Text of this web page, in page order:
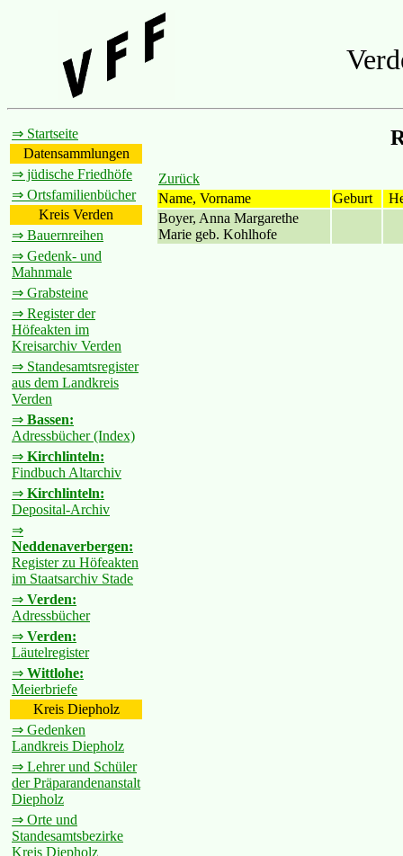
⇒ Startseite
Datensammlungen
⇒ jüdische Friedhöfe
⇒ Ortsfamilienbücher
Kreis Verden
⇒ Bauernreihen
⇒ Gedenk- und
Mahnmale
⇒ Grabsteine
⇒ Register der
Höfeakten im
Kreisarchiv Verden
⇒ Standesamtsregister
aus dem Landkreis
Verden
⇒ Bassen:
Adressbücher (Index)
⇒ Kirchlinteln:
Findbuch Altarchiv
⇒ Kirchlinteln:
Deposital-Archiv
⇒
Neddenaverbergen:
Register zu Höfeakten
im Staatsarchiv Stade
⇒ Verden:
Adressbücher
⇒ Verden:
Läutelregister
⇒ Wittlohe:
Meierbriefe
Kreis Diepholz
⇒ Gedenken
Landkreis Diepholz
⇒ Lehrer und Schüler
der Präparandenanstalt
Diepholz
⇒ Orte und
Standesamtsbezirke
Kreis Diepholz
Zurück
Name, Vorname
Geburt
Boyer, Anna Margarethe
Marie geb. Kohlhofe